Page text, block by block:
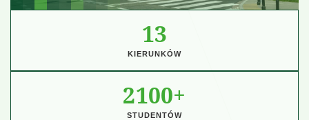
13
KIERUNKÓW
2100+
STUDENTÓW